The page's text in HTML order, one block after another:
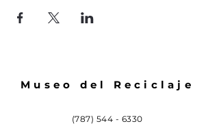
Museo del Reciclaje
(787) 544 - 6330